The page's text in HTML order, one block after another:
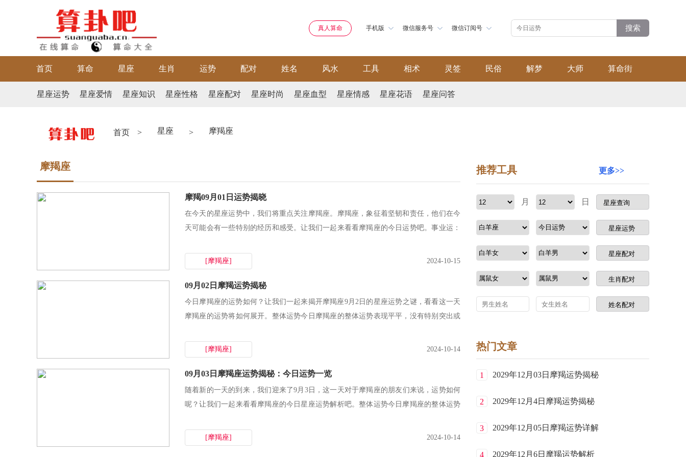
真人算命 手机版 微信服务号 微信订阅号 搜索
首页 算命 星座 生肖 运势 配对 姓名 风水 工具 相术 灵签 民俗 解梦 大师 算命街
星座运势 星座爱情 星座知识 星座性格 星座配对 星座时尚 星座血型 星座情感 星座花语 星座问答
首页 > 星座 > 摩羯座
摩羯座
摩羯09月01日运势揭晓
在今天的星座运势中，我们将重点关注摩羯座。摩羯座，象征着坚韧和责任，他们在今
天可能会有一些特别的经历和感受。让我们一起来看看摩羯座的今日运势吧。事业运：
[摩羯座] 2024-10-15
09月02日摩羯运势揭秘
今日摩羯座的运势如何？让我们一起来揭开摩羯座9月2日的星座运势之谜，看看这一天
摩羯座的运势将如何展开。整体运势今日摩羯座的整体运势表现平平，没有特别突出或
[摩羯座] 2024-10-14
09月03日摩羯座运势揭秘：今日运势一览
随着新的一天的到来，我们迎来了9月3日，这一天对于摩羯座的朋友们来说，运势如何
呢？让我们一起来看看摩羯座的今日星座运势解析吧。整体运势今日摩羯座的整体运势
[摩羯座] 2024-10-14
推荐工具 更多>>
月 日
热门文章
1 2029年12月03日摩羯运势揭秘
2 2029年12月4日摩羯运势揭秘
3 2029年12月05日摩羯运势详解
4 2029年12月6日摩羯运势解析